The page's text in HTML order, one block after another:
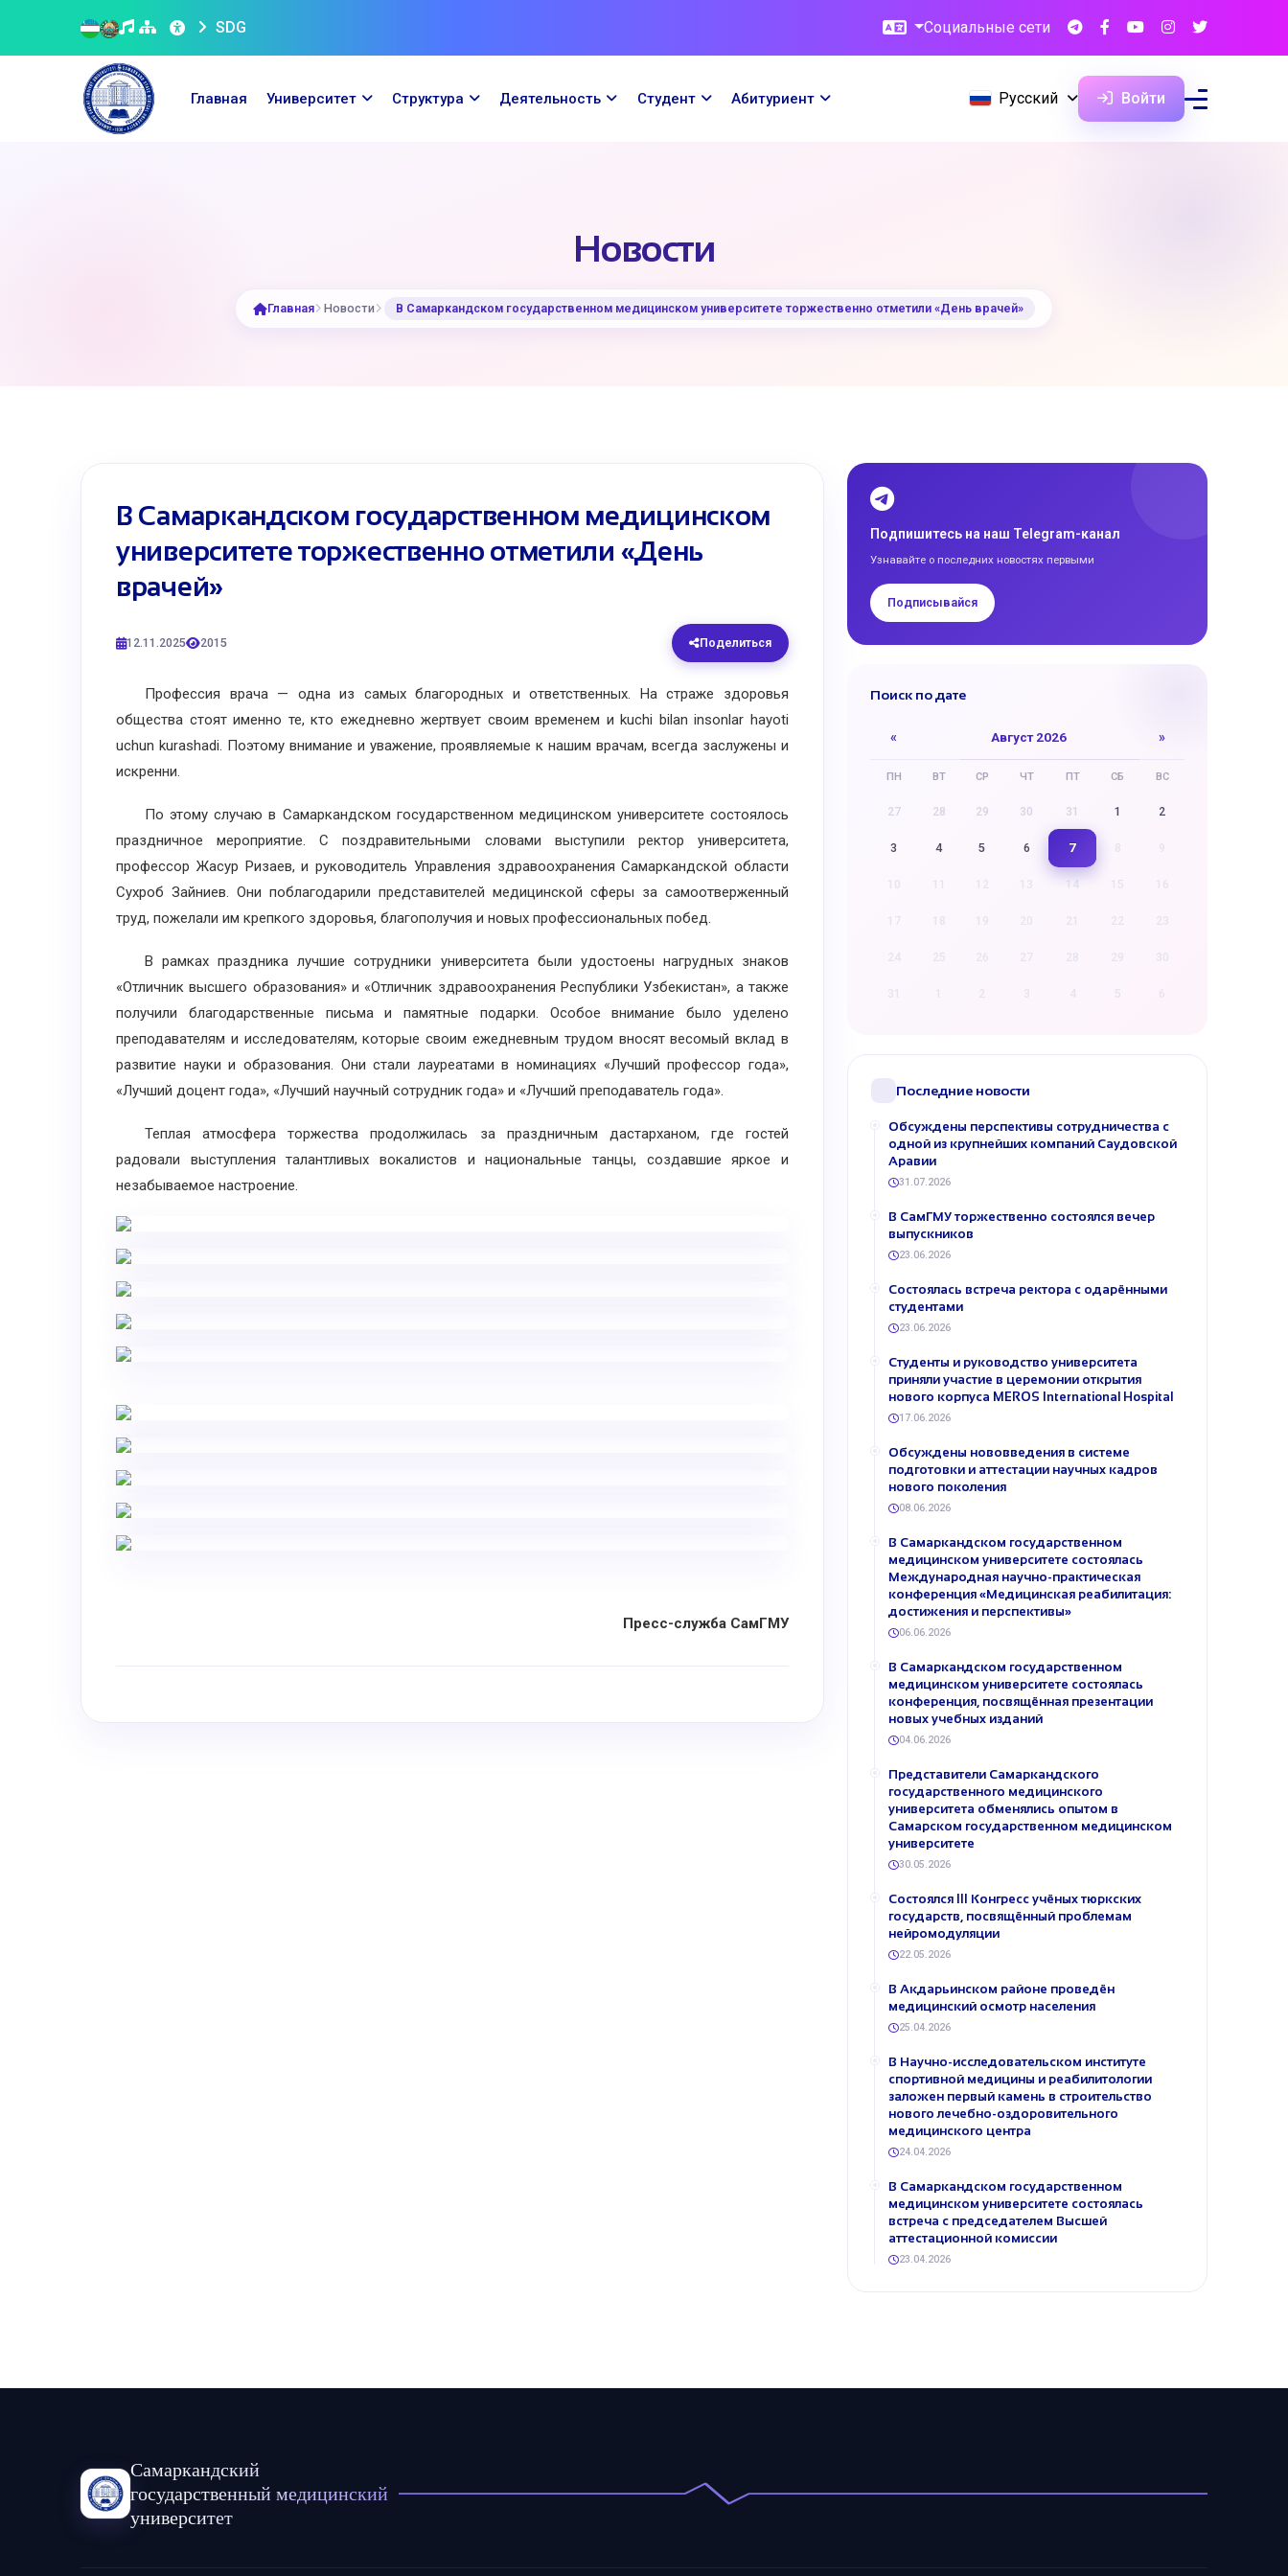
SDG Социальные сети
Главная Университет Структура Деятельность Cтудент Абитуриент Русский Войти
Новости
Главная Новости В Самаркандском государственном медицинском университете торжественно отметили «День врачей»
В Самаркандском государственном медицинском
университете торжественно отметили «День
врачей»
12.11.2025 2015 Поделиться
Профессия врача — одна из самых благородных и ответственных. На страже здоровья
общества стоят именно те, кто ежедневно жертвует своим временем и kuchi bilan insonlar hayoti
uchun kurashadi. Поэтому внимание и уважение, проявляемые к нашим врачам, всегда заслужены и
искренни.
По этому случаю в Самаркандском государственном медицинском университете состоялось
праздничное мероприятие. С поздравительными словами выступили ректор университета,
профессор Жасур Ризаев, и руководитель Управления здравоохранения Самаркандской области
Сухроб Зайниев. Они поблагодарили представителей медицинской сферы за самоотверженный
труд, пожелали им крепкого здоровья, благополучия и новых профессиональных побед.
В рамках праздника лучшие сотрудники университета были удостоены нагрудных знаков
«Отличник высшего образования» и «Отличник здравоохранения Республики Узбекистан», а также
получили благодарственные письма и памятные подарки. Особое внимание было уделено
преподавателям и исследователям, которые своим ежедневным трудом вносят весомый вклад в
развитие науки и образования. Они стали лауреатами в номинациях «Лучший профессор года»,
«Лучший доцент года», «Лучший научный сотрудник года» и «Лучший преподаватель года».
Теплая атмосфера торжества продолжилась за праздничным дастарханом, где гостей
радовали выступления талантливых вокалистов и национальные танцы, создавшие яркое и
незабываемое настроение.
Пресс-служба СамГМУ
Подпишитесь на наш Telegram-канал
Узнавайте о последних новостях первыми
Подписывайся
Поиск по дате
« Август 2026 »
ПН ВТ СР ЧТ ПТ СБ ВС
27 28 29 30 31 1 2
3 4 5 6 7
14 16
22 23
28 29 30
4 5 6
Последние новости
Обсуждены перспективы сотрудничества с
одной из крупнейших компаний Саудовской
Аравии
31.07.2026
В СамГМУ торжественно состоялся вечер
выпускников
23.06.2026
Состоялась встреча ректора с одарёнными
студентами
23.06.2026
Студенты и руководство университета
приняли участие в церемонии открытия
нового корпуса MEROS International Hospital
17.06.2026
Обсуждены нововведения в системе
подготовки и аттестации научных кадров
нового поколения
08.06.2026
В Самаркандском государственном
медицинском университете состоялась
Международная научно-практическая
конференция «Медицинская реабилитация:
достижения и перспективы»
06.06.2026
В Самаркандском государственном
медицинском университете состоялась
конференция, посвящённая презентации
новых учебных изданий
04.06.2026
Представители Самаркандского
государственного медицинского
университета обменялись опытом в
Самарском государственном медицинском
университете
30.05.2026
Состоялся III Конгресс учёных тюркских
государств, посвящённый проблемам
нейромодуляции
22.05.2026
В Акдарьинском районе проведён
медицинский осмотр населения
25.04.2026
В Научно-исследовательском институте
спортивной медицины и реабилитологии
заложен первый камень в строительство
нового лечебно-оздоровительного
медицинского центра
24.04.2026
В Самаркандском государственном
медицинском университете состоялась
встреча с председателем Высшей
аттестационной комиссии
23.04.2026
Самаркандский
государственный медицинский
университет